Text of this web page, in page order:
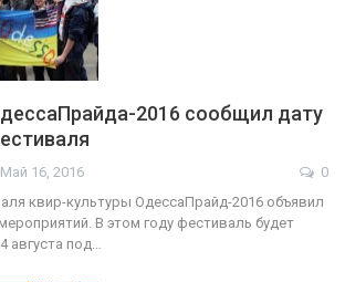
2016 сообщил дату
Май 16, 2016
0
квир-культуры ОдессаПрайд-2016 объявил
В этом году фестиваль будет
августа под…